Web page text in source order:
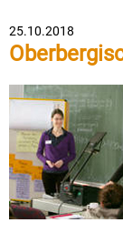
25.10.2018